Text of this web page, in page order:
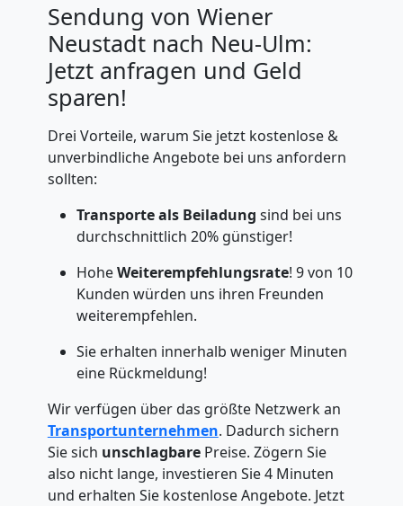
Sendung von Wiener
Neustadt nach Neu-Ulm:
Jetzt anfragen und Geld
sparen!
Drei Vorteile, warum Sie jetzt kostenlose &
unverbindliche Angebote bei uns anfordern
sollten:
Transporte als Beiladung sind bei uns
durchschnittlich 20% günstiger!
HoheWeiterempfehlungsrate! 9 von 10
Kunden würden uns ihren Freunden
weiterempfehlen.
Sie erhalten innerhalb weniger Minuten
eine Rückmeldung!
Wir verfügen über das größte Netzwerk an
Transportunternehmen. Dadurch sichern
Sie sich unschlagbarePreise. Zögern Sie
also nicht lange, investieren Sie 4 Minuten
und erhalten Sie kostenlose Angebote. Jetzt